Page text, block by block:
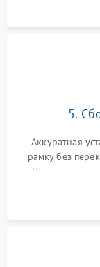
5.
Аккуратная
рамку без
Подключение
Сброс